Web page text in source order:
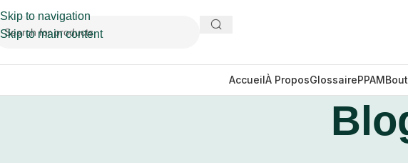
Skip to navigation
Skip to main content
AccueilÀ ProposGlossairePPAM